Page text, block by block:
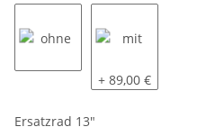
mit
+ 89,00 €
Ersatzrad 13"